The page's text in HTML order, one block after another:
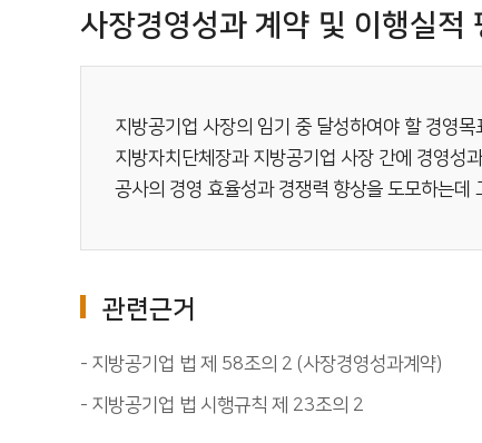
사장경영성과 계약 및 이행실적
지방공기업 사장의 임기 중 달성하여야 할 경영
지방자치단체장과 지방공기업 사장 간에 경영성
공사의 경영 효율성과 경쟁력 향상을 도모하는데
관련근거
지방공기업 법 제 58조의 2 (사장경영성과계약)
지방공기업 법 시행규칙 제 23조의 2